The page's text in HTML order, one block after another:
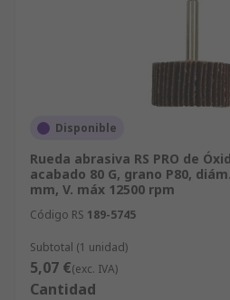
Disponible
Rueda abrasiva RS PRO de
acabado 80 G, grano P80,
mm, V. máx 12500 rpm
Código RS 189-5745
Subtotal (1 unidad)
5,07 €(exc. IVA)
Cantidad